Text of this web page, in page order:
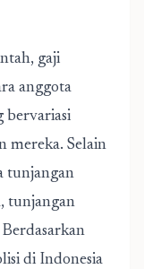
gaji
anggota
bervariasi
mereka. Selain
tunjangan
tunjangan
di Indonesia